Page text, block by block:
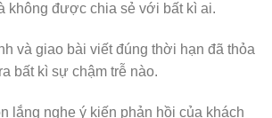
không được chia sẻ với bất kì ai.
và giao bài viết đúng thời hạn đã thỏa
bất kì sự chậm trễ nào.
lắng nghe ý kiến phản hồi của khách